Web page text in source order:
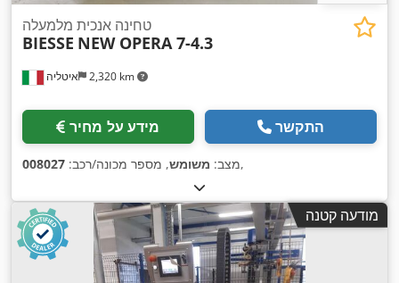
איטליה 2,320 km
טחינה אנכית מלמעלה
BIESSE NEW OPERA 7-4.3
מידע על מחיר התקשר
מצב: משומש, מספר מכונה/רכב: 008027 ,
מודעה קטנה